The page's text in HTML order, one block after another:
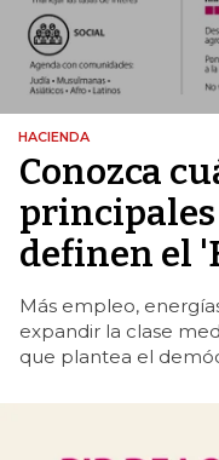
HACIENDA
Conozca
definen el
Más empleo,
expandir la clase
que plantea el